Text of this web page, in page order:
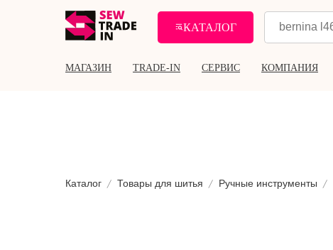
КАТАЛОГ
МАГАЗИН TRADE-IN СЕРВИС КОМПАНИЯ
Каталог Товары для шитья Ручные инструменты